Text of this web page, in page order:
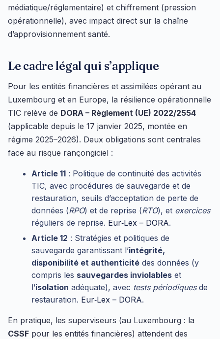
médiatique/réglementaire) et chiffrement (pression
opérationnelle), avec impact direct sur la chaîne
d’approvisionnement santé.
Le cadre légal qui s’applique
Pour les entités financières et assimilées opérant au
Luxembourg et en Europe, la résilience opérationnelle
TIC relève de DORA – Règlement (UE) 2022/2554
(applicable depuis le 17 janvier 2025, montée en
régime 2025–2026). Deux obligations sont centrales
face au risque rançongiciel :
Article 11 : Politique de continuité des activités
TIC, avec procédures de sauvegarde et de
restauration, seuils d’acceptation de perte de
données (RPO) et de reprise (RTO), et exercices
réguliers de reprise. Eur‑Lex – DORA.
Article 12 : Stratégies et politiques de
sauvegarde garantissant l’intégrité,
disponibilité et authenticité des données (y
compris les sauvegardes inviolables et
l’isolation adéquate), avec tests périodiquesde
restauration. Eur‑Lex – DORA.
En pratique, les superviseurs (au Luxembourg : la
CSSF pour les entités financières) attendent des